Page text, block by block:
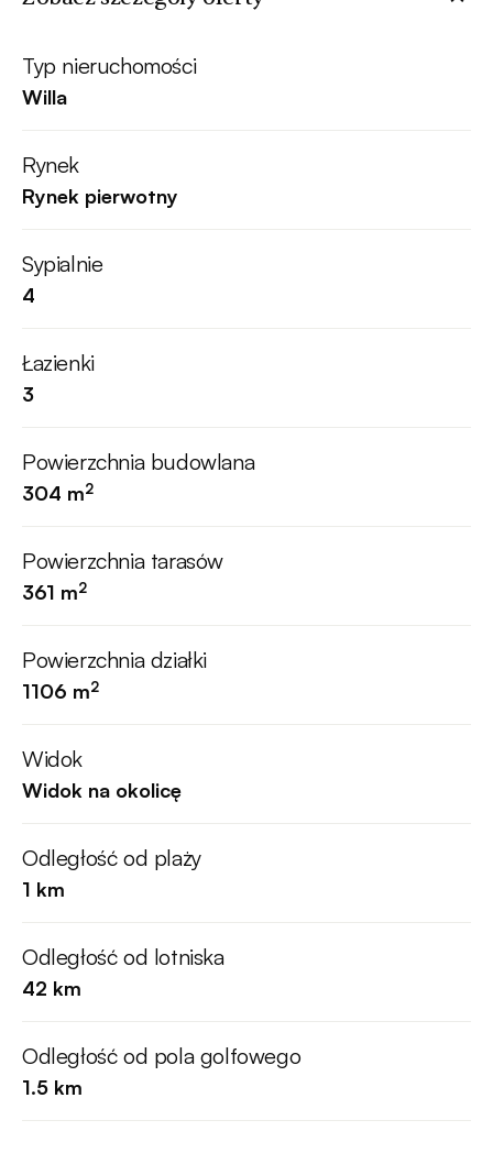
Typ nieruchomości
Willa
Rynek
Rynek pierwotny
Sypialnie
4
Łazienki
3
Powierzchnia budowlana
304 m2
Powierzchnia tarasów
361 m2
Powierzchnia działki
1106 m2
Widok
Widok na okolicę
Odległość od plaży
1 km
Odległość od lotniska
42 km
Odległość od pola golfowego
1.5 km